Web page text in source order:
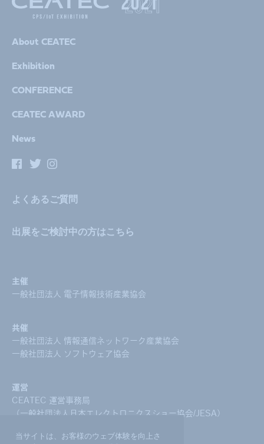
当サイトは、お客様のウェブ体験を向上さ
About CEATEC
Exhibition
CONFERENCE
CEATEC AWARD
News
よくあるご質問
出展をご検討中の方はこちら
主催
一般社団法人 電子情報技術産業協会
共催
一般社団法人 情報通信ネットワーク産業協会
一般社団法人 ソフトウェア協会
運営
CEATEC 運営事務局
（一般社団法人日本エレクトロニクスショー協会/JESA）